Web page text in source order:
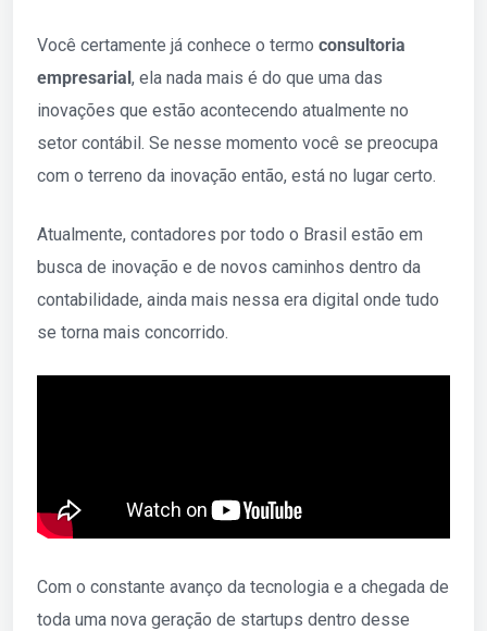
Você certamente já conhece o termo consultoria
empresarial, ela nada mais é do que uma das
inovações que estão acontecendo atualmente no
setor contábil. Se nesse momento você se preocupa
com o terreno da inovação então, está no lugar certo.
Atualmente, contadores por todo o Brasil estão em
busca de inovação e de novos caminhos dentro da
contabilidade, ainda mais nessa era digital onde tudo
se torna mais concorrido.
Com o constante avanço da tecnologia e a chegada de
toda uma nova geração de startups dentro desse